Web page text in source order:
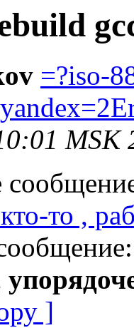
=?iso-
MSK
то ,
]